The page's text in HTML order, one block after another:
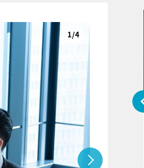
1/4
『アイ＝ラブ！げーみんぐ』＝LOV
E齋藤樹愛羅＆佐々木舞香SPインタ
ビュー